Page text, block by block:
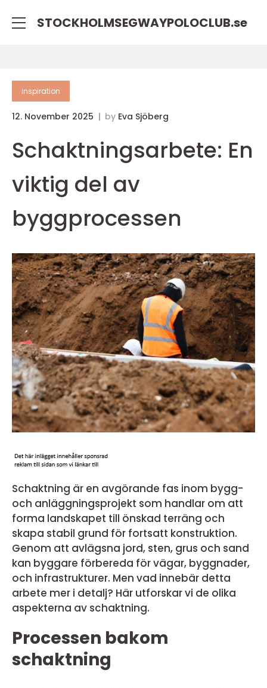
STOCKHOLMSEGWAYPOLOCLUB.se
inspiration
12. November 2025 by Eva Sjöberg
Schaktningsarbete: En
viktig del av
byggprocessen
Schaktning är en avgörande fas inom bygg-
och anläggningsprojekt som handlar om att
forma landskapet till önskad terräng och
skapa stabil grund för fortsatt konstruktion.
Genom att avlägsna jord, sten, grus och sand
kan byggare förbereda för vägar, byggnader,
och infrastrukturer. Men vad innebär detta
arbete mer i detalj? Här utforskar vi de olika
aspekterna av schaktning.
Processen bakom
schaktning